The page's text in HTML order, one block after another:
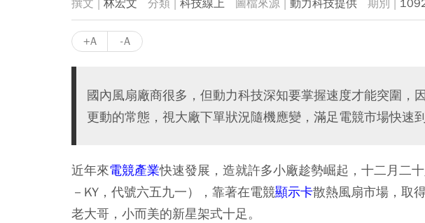
林宏文 科技線上 動力科技提供
+A -A
國內風扇廠商很多，但動力科技深知要掌握速度才能突圍，
更動的常態，視大廠下單狀況隨機應變，滿足電競市場快速到
近年來電競產業快速發展，造就許多小廠趁勢崛起，十二月二
－KY，代號六五九一），靠著在電競顯示卡散熱風扇市場，取
老大哥，小而美的新星架式十足。